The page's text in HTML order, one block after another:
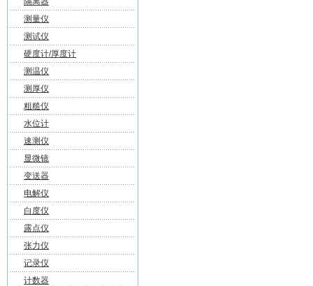
测量仪
测试仪
硬度计/厚度计
测温仪
测厚仪
粗糙仪
水位计
速测仪
显微镜
变送器
电解仪
白度仪
露点仪
张力仪
记录仪
计数器